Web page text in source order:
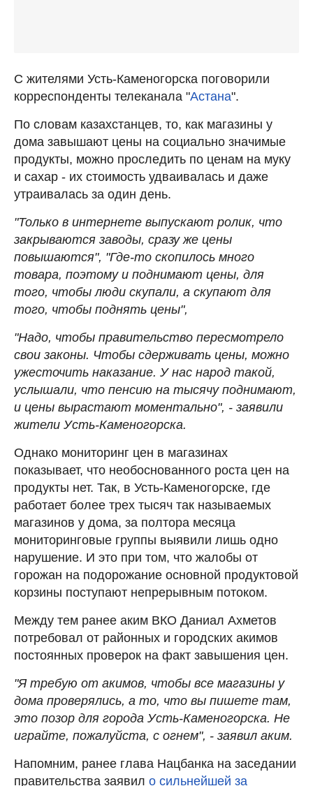
С жителями Усть-Каменогорска поговорили
корреспонденты телеканала "Астана".
По словам казахстанцев, то, как магазины у
дома завышают цены на социально значимые
продукты, можно проследить по ценам на муку
и сахар - их стоимость удваивалась и даже
утраивалась за один день.
"Только в интернете выпускают ролик, что
закрываются заводы, сразу же цены
повышаются", "Где-то скопилось много
товара, поэтому и поднимают цены, для
того, чтобы люди скупали, а скупают для
того, чтобы поднять цены",
"Надо, чтобы правительство пересмотрело
свои законы. Чтобы сдерживать цены, можно
ужесточить наказание. У нас народ такой,
услышали, что пенсию на тысячу поднимают,
и цены вырастают моментально", - заявили
жители Усть-Каменогорска.
Однако мониторинг цен в магазинах
показывает, что необоснованного роста цен на
продукты нет. Так, в Усть-Каменогорске, где
работает более трех тысяч так называемых
магазинов у дома, за полтора месяца
мониторинговые группы выявили лишь одно
нарушение. И это при том, что жалобы от
горожан на подорожание основной продуктовой
корзины поступают непрерывным потоком.
Между тем ранее аким ВКО Даниал Ахметов
потребовал от районных и городских акимов
постоянных проверок на факт завышения цен.
"Я требую от акимов, чтобы все магазины у
дома проверялись, а то, что вы пишете там,
это позор для города Усть-Каменогорска. Не
играйте, пожалуйста, с огнем", - заявил аким.
Напомним, ранее глава Нацбанка на заседании
правительства заявил о сильнейшей за